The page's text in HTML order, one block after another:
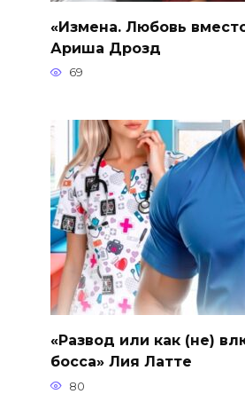
«Измена. Любовь
Ариша Дрозд
69
«Развод или как (не)
босса» Лия Латте
80